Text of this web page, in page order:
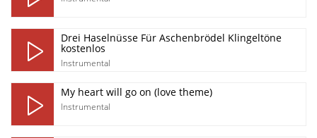
Drei Haselnüsse Für Aschenbrödel Klingeltöne
kostenlos
Instrumental
My heart will go on (love theme)
Instrumental